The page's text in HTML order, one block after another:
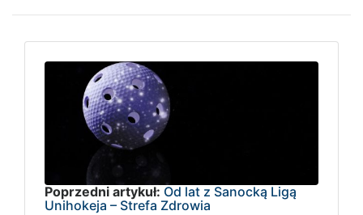
Poprzedni artykuł: Od lat z Sanocką Ligą
Unihokeja – Strefa Zdrowia